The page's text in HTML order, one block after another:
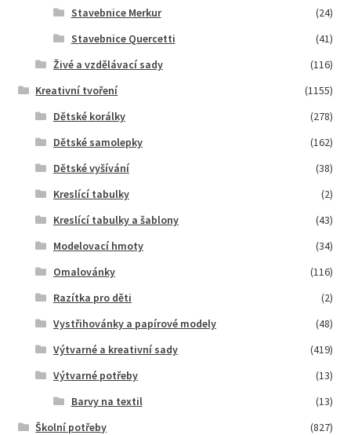
Stavebnice Merkur
(24)
Stavebnice Quercetti
(41)
Živé a vzdělávací sady
(116)
Kreativní tvoření
(1155)
Dětské korálky
(278)
Dětské samolepky
(162)
Dětské vyšívání
(38)
Kreslící tabulky
(2)
Kreslící tabulky a šablony
(43)
Modelovací hmoty
(34)
Omalovánky
(116)
Razítka pro děti
(2)
Vystřihovánky a papírové modely
(48)
Výtvarné a kreativní sady
(419)
Výtvarné potřeby
(13)
Barvy na textil
(13)
Školní potřeby
(827)